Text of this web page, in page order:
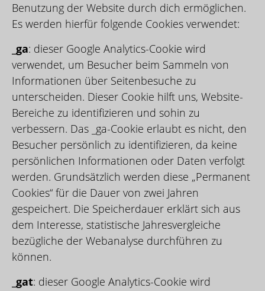
Benutzung der Website durch dich ermöglichen.
Es werden hierfür folgende Cookies verwendet:
_ga: dieser Google Analytics-Cookie wird
verwendet, um Besucher beim Sammeln von
Informationen über Seitenbesuche zu
unterscheiden. Dieser Cookie hilft uns, Website-
Bereiche zu identifizieren und sohin zu
verbessern. Das _ga-Cookie erlaubt es nicht, den
Besucher persönlich zu identifizieren, da keine
persönlichen Informationen oder Daten verfolgt
werden. Grundsätzlich werden diese „Permanent
Cookies“ für die Dauer von zwei Jahren
gespeichert. Die Speicherdauer erklärt sich aus
dem Interesse, statistische Jahresvergleiche
bezügliche der Webanalyse durchführen zu
können.
_gat: dieser Google Analytics-Cookie wird